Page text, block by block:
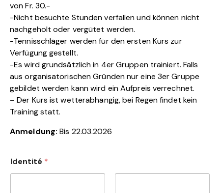
von Fr. 30.-
-Nicht besuchte Stunden verfallen und können nicht
nachgeholt oder vergütet werden.
-Tennisschläger werden für den ersten Kurs zur
Verfügung gestellt.
-Es wird grundsätzlich in 4er Gruppen trainiert. Falls
aus organisatorischen Gründen nur eine 3er Gruppe
gebildet werden kann wird ein Aufpreis verrechnet.
– Der Kurs ist wetterabhängig, bei Regen findet kein
Training statt.
Anmeldung: Bis 22.03.2026
Identité *